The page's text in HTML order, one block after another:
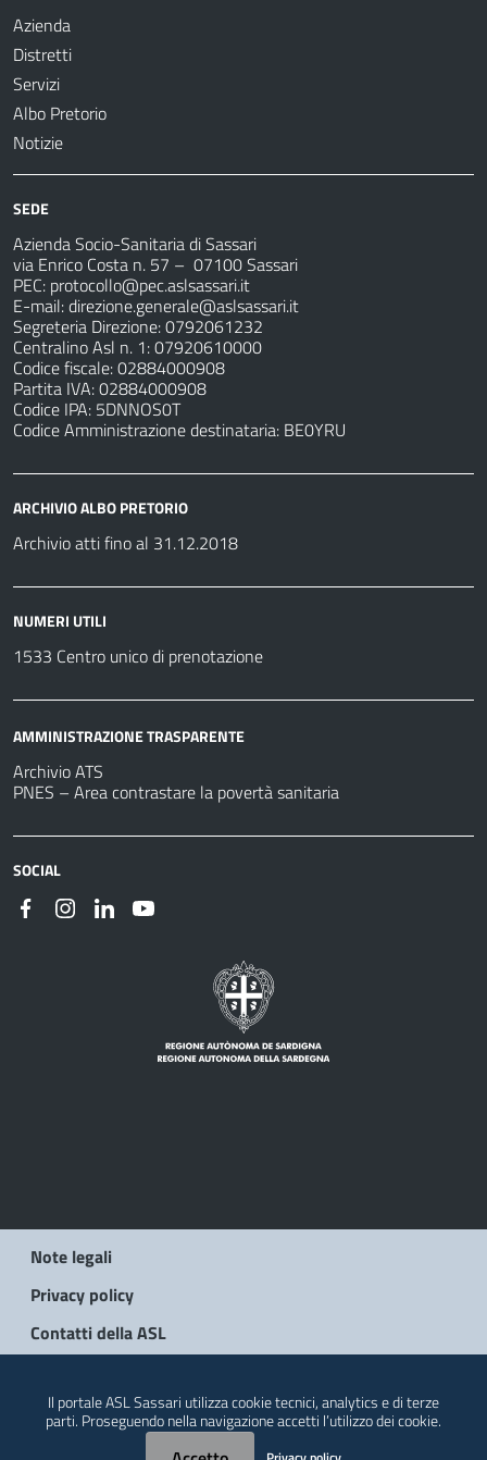
Azienda
Distretti
Servizi
Albo Pretorio
Notizie
SEDE
Azienda Socio-Sanitaria di Sassari
via Enrico Costa n. 57 – 07100 Sassari
PEC: protocollo@pec.aslsassari.it
E-mail:direzione.generale@aslsassari.it
Segreteria Direzione: 0792061232
Centralino Asl n. 1: 07920610000
Codice fiscale: 02884000908
Partita IVA: 02884000908
Codice IPA: 5DNNOS0T
Codice Amministrazione destinataria: BE0YRU
ARCHIVIO ALBO PRETORIO
Archivio atti fino al 31.12.2018
NUMERI UTILI
1533 Centro unico di prenotazione
AMMINISTRAZIONE TRASPARENTE
Archivio ATS
PNES – Area contrastare la povertà sanitaria
SOCIAL
Note legali
Privacy policy
Contatti della ASL
Il portale ASL Sassari utilizza cookie tecnici, analytics e di terze
parti. Proseguendo nella navigazione accetti l’utilizzo dei cookie.